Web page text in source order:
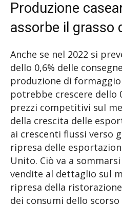
Produzione
assorbe il grasso
Anche se nel 2022 si
dello 0,6% delle
produzione di
potrebbe crescere dello
prezzi competitivi sul
della crescita delle
ai crescenti flussi verso
ripresa delle
Unito. Ciò va a
vendite al dettaglio sul
ripresa della
dei consumi dello scorso